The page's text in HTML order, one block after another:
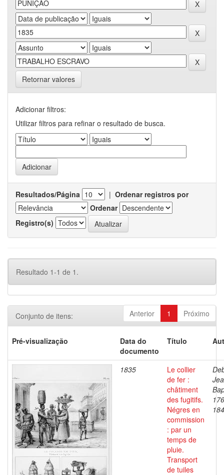
Retornar valores
Adicionar filtros:
Utilizar filtros para refinar o resultado de busca.
Resultados/Página | Ordenar registros por
Ordenar
Registro(s)
Resultado 1-1 de 1.
Anterior 1 Próximo
Conjunto de itens:
Pré-visualização
Data do
documento
Título
1835
Le collier
de fer :
châtiment
des fugitifs.
Négres en
commission
: par un
temps de
pluie.
Transport
de tuiles